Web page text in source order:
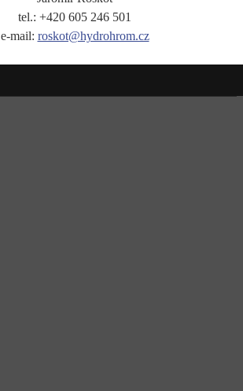
tel.: +420 605 246 501
e-mail: roskot@hydrohrom.cz